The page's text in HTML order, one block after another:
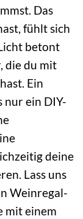
Das
fühlt sich
betont
die du mit
Ein
nur ein DIY-
deine
Lass uns
Weinregal-
mit einem